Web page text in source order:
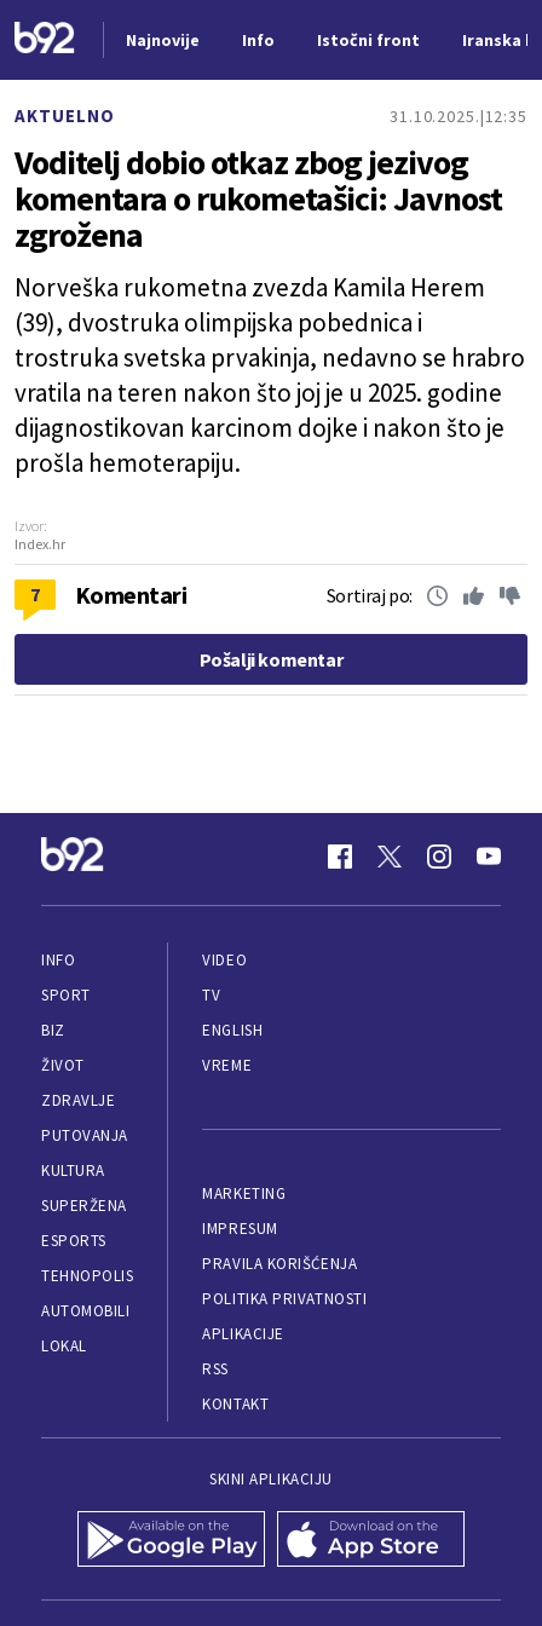
Najnovije Info Istočni front Iranska
AKTUELNO 31.10.2025. 12:35
Voditelj dobio otkaz zbog jezivog
komentara o rukometašici: Javnost
zgrožena
Norveška rukometna zvezda Kamila Herem
(39), dvostruka olimpijska pobednica i
trostruka svetska prvakinja, nedavno se hrabro
vratila na teren nakon što joj je u 2025. godine
dijagnostikovan karcinom dojke i nakon što je
prošla hemoterapiju.
Izvor:
Index.hr
7 Komentari Sortiraj po:
Pošalji komentar
INFO
SPORT
BIZ
ŽIVOT
ZDRAVLJE
PUTOVANJA
KULTURA
SUPERŽENA
ESPORTS
TEHNOPOLIS
AUTOMOBILI
LOKAL
VIDEO
TV
ENGLISH
VREME
MARKETING
IMPRESUM
PRAVILA KORIŠĆENJA
POLITIKA PRIVATNOSTI
APLIKACIJE
RSS
KONTAKT
SKINI APLIKACIJU